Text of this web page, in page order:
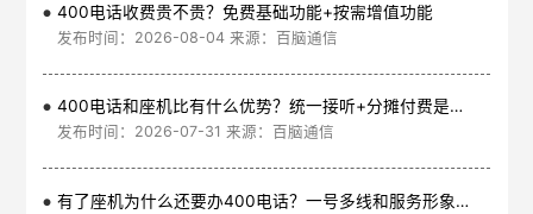
400电话收费贵不贵？免费基础功能+按需增值功能
发布时间：2026-08-04 来源：百脑通信
400电话和座机比有什么优势？统一接听+分摊付费是核心
发布时间：2026-07-31 来源：百脑通信
有了座机为什么还要办400电话？一号多线和服务形象是核心